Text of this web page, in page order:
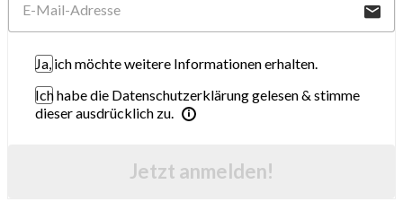
Ja, ich möchte weitere Informationen erhalten.
Ich habe die Datenschutzerklärung gelesen & stimme
dieser ausdrücklich zu.
Jetzt anmelden!